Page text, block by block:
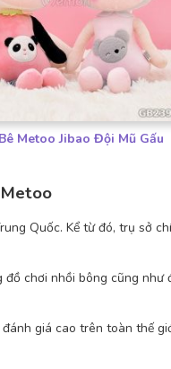
Metoo Jibao Đội Mũ Gấu
Quốc. Kể từ đó, trụ sở
chơi nhồi bông cũng
giá cao trên toàn thế